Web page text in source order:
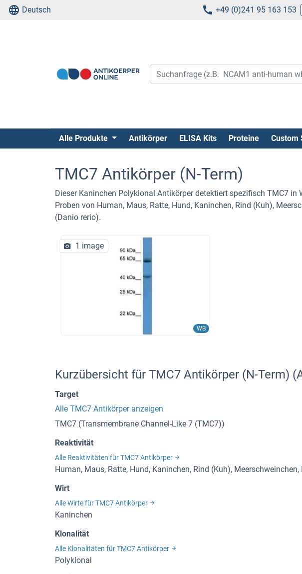
Deutsch +49 (0)241 95 163 153
Alle Produkte Antikörper ELISA Kits Proteine Custom
TMC7 Antikörper (N-Term)
Dieser Kaninchen Polyklonal Antikörper detektiert spezifisch TMC7 in
Proben von Human, Maus, Ratte, Hund, Kaninchen, Rind (Kuh),
(Danio rerio).
WB
1 image
Kurzübersicht für TMC7 Antikörper (N-Term)
Target
Alle TMC7 Antikörper anzeigen
TMC7 (Transmembrane Channel-Like 7 (TMC7))
Reaktivität
Alle Reaktivitäten für TMC7 Antikörper
Human, Maus, Ratte, Hund, Kaninchen, Rind (Kuh),
Wirt
Alle Wirte für TMC7 Antikörper
Kaninchen
Klonalität
Alle Klonalitäten für TMC7 Antikörper
Polyklonal